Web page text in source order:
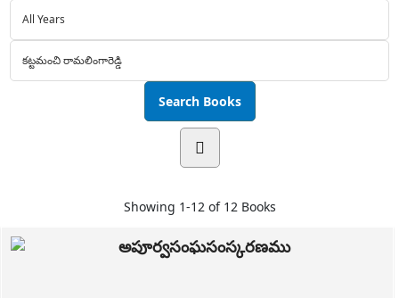
Showing 1-12 of 12Books